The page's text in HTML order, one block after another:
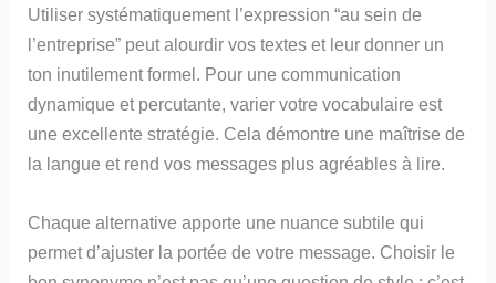
Utiliser systématiquement l’expression “au sein de
l’entreprise” peut alourdir vos textes et leur donner un
ton inutilement formel. Pour une communication
dynamique et percutante, varier votre vocabulaire est
une excellente stratégie. Cela démontre une maîtrise de
la langue et rend vos messages plus agréables à lire.
Chaque alternative apporte une nuance subtile qui
permet d’ajuster la portée de votre message. Choisir le